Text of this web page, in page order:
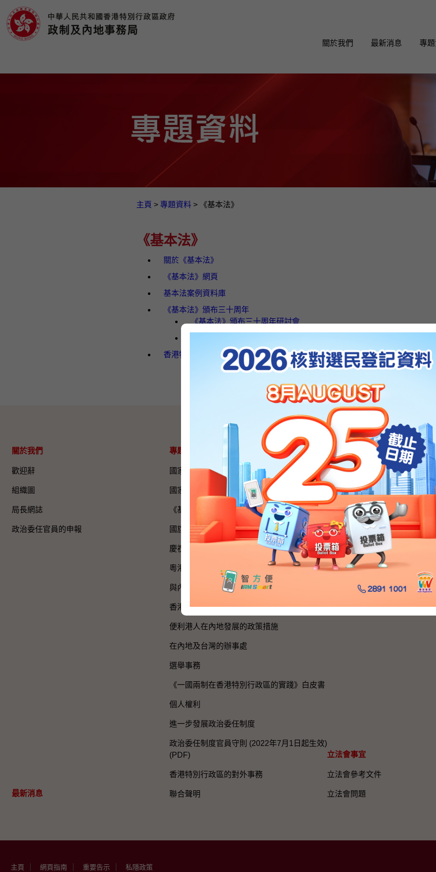
關於我們 最新消息 專
主頁 > 專題資料 > 《基本法》
《基本法》
關於《基本法》
《基本法》網頁
基本法案例資料庫
《基本法》頒布三十周年
《基本法》頒布三十周年研討會
香港特別行政區成立二十周年《基本法》研討會
網站地圖
關於我們
歡迎辭
組織圖​
局長網誌
政治委任官員的申報
最新消息
專題資料
國家五年規劃
國家憲法日
《基本法》
國旗、國徽、國歌
慶祝中國共產黨成立105周年
粵港澳大灣區建設
與內地區域合作
香港特別行政區政府與內地的官方聯繫
便利港人在內地發展的政策措施
在內地及台灣的辦事處
選舉事務
《一國兩制在香港特別行政區的實踐》白皮書
個人權利
進一步發展政治委任制度
政治委任制度官員守則 (2022年7月1日起生效)
(PDF)
香港特別行政區的對外事務
聯合聲明
新聞公報及演講詞
新聞公報
演講詞
活動
立法會事宜
立法會參考文件
立法會問題
主頁 網頁指南 重要告示 私隱政策